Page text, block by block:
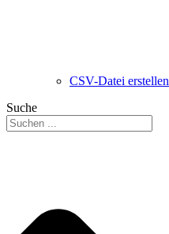
CSV-Datei erstellen
Suche